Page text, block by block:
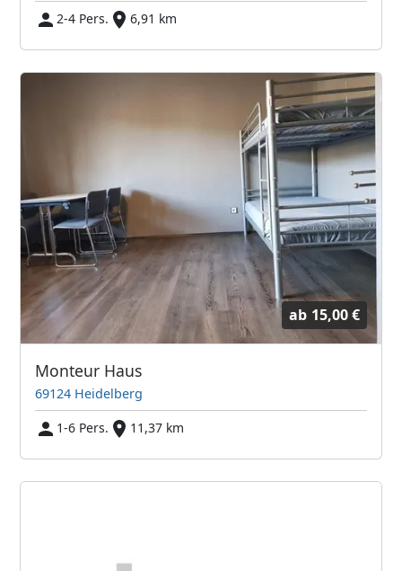
2-4 Pers.
6,91 km
ab 15,00 €
Monteur Haus
69124 Heidelberg
1-6 Pers.
11,37 km